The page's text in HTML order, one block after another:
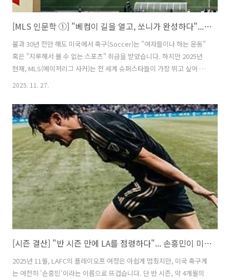
[MLS 인문학 ①] "베컴이 길을 열고, 쏘니가 완성하다"... 축구 불모지 미국은 어떻게 '약속의 땅'이 되었나?
불과 30년 전만 해도 미국에서 축구(Soccer)는 "여자들이나 하는 운동"
혹은 "지루해서 볼 수 없는 스포츠" 취급을 받았습니다. 하지만 2025년
현재, MLS(메이저리그 사커)는 전 세계 슈퍼스타들이 가장 뛰고 싶어 하
는 리그이자, 평균 관중 2만 명을 넘나드는 거대 산업으로 성장했습니다.
격돌하는 '꿈의 무대'가 되기까지. MLS의 드라마틱한 성장사(史)를 3가
지 변곡점을 통해 되짚어 봅니다.1. 1994년의 약속: "월드컵을 줄게, 리
그를 다오" MLS의 탄생은 1994년 미국 월드컵과 직결되어 있습니다. 당
시 FIFA는 미국에 월드컵 개최권을 주는 조건으로 '프로축구 리그 창
설'을 내걸었습니다. 그렇게 1996년, 10개 ..
2025. 11. 27.
[시즌 결산] "반 시즌 만에 LA를 점령하다"... 손흥민이 미국 축구에 남긴 3가지 유산 (경제효과, 위상, 그리고 메시)
2025년 11월, LAFC의 플레이오프 여정은 아쉽게 멈췄지만, 미국 축구계
는 여전히 '손흥민'이라는 이름으로 뜨겁습니다. 단 반 시즌, 약 4개월의